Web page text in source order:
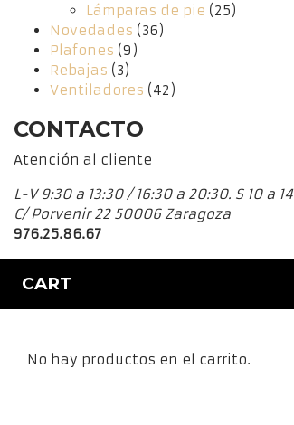
Lámparas de pie (25)
Novedades (36)
Plafones (9)
Rebajas (3)
Ventiladores (42)
CONTACTO
Atención al cliente
L-V 9:30 a 13:30 / 16:30 a 20:30. S 10 a 14
C/ Porvenir 22 50006 Zaragoza
976.25.86.67
CART
No hay productos en el carrito.